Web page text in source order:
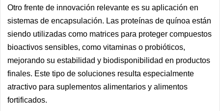
Otro frente de innovación relevante es su aplicación en
sistemas de encapsulación. Las proteínas de quínoa están
siendo utilizadas como matrices para proteger compuestos
bioactivos sensibles, como vitaminas o probióticos,
mejorando su estabilidad y biodisponibilidad en productos
finales. Este tipo de soluciones resulta especialmente
atractivo para suplementos alimentarios y alimentos
fortificados.